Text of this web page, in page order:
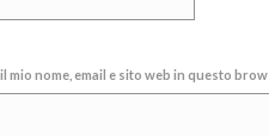
il mio nome, email e sito web in questo